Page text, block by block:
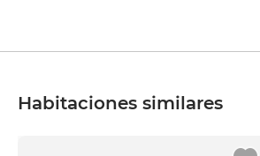
Habitaciones similares